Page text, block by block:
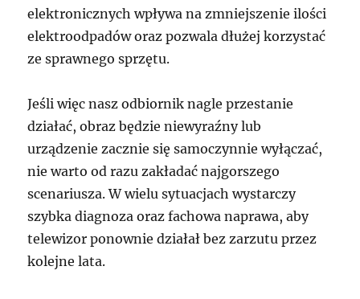
elektronicznych wpływa na zmniejszenie ilości
elektroodpadów oraz pozwala dłużej korzystać
ze sprawnego sprzętu.
Jeśli więc nasz odbiornik nagle przestanie
działać, obraz będzie niewyraźny lub
urządzenie zacznie się samoczynnie wyłączać,
nie warto od razu zakładać najgorszego
scenariusza. W wielu sytuacjach wystarczy
szybka diagnoza oraz fachowa naprawa, aby
telewizor ponownie działał bez zarzutu przez
kolejne lata.